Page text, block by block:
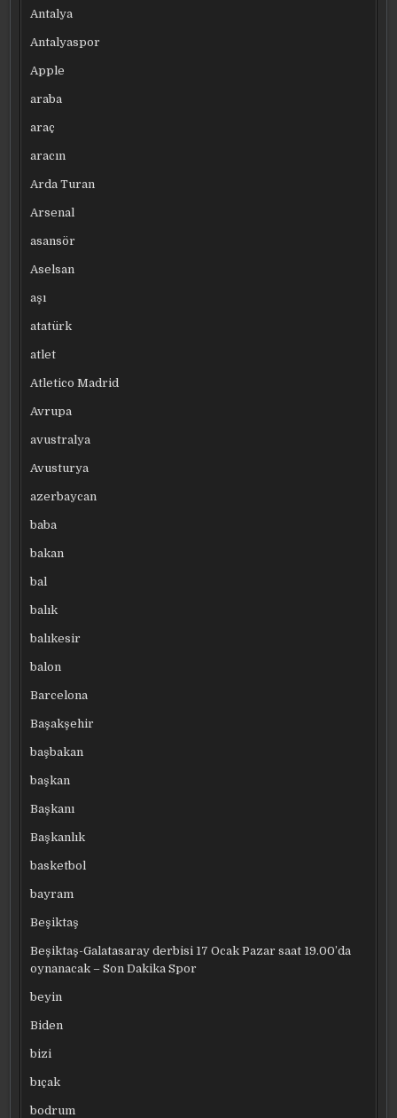
Antalya
Antalyaspor
Apple
araba
araç
aracın
Arda Turan
Arsenal
asansör
Aselsan
aşı
atatürk
atlet
Atletico Madrid
Avrupa
avustralya
Avusturya
azerbaycan
baba
bakan
bal
balık
balıkesir
balon
Barcelona
Başakşehir
başbakan
başkan
Başkanı
Başkanlık
basketbol
bayram
Beşiktaş
Beşiktaş-Galatasaray derbisi 17 Ocak Pazar saat 19.00’da
oynanacak – Son Dakika Spor
beyin
Biden
bizi
bıçak
bodrum